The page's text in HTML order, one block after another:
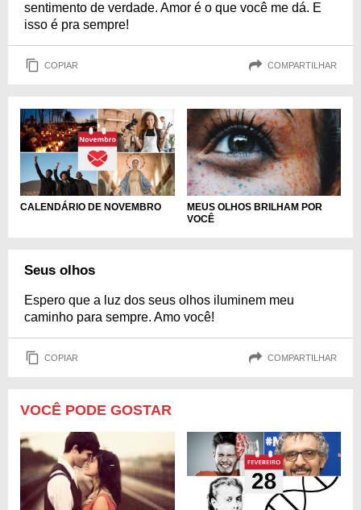
sentimento de verdade. Amor é o que você me dá. E
isso é pra sempre!
COPIAR COMPARTILHAR
CALENDÁRIO DE NOVEMBRO
MEUS OLHOS BRILHAM POR
VOCÊ
Seus olhos
Espero que a luz dos seus olhos iluminem meu
caminho para sempre. Amo você!
COPIAR COMPARTILHAR
VOCÊ PODE GOSTAR